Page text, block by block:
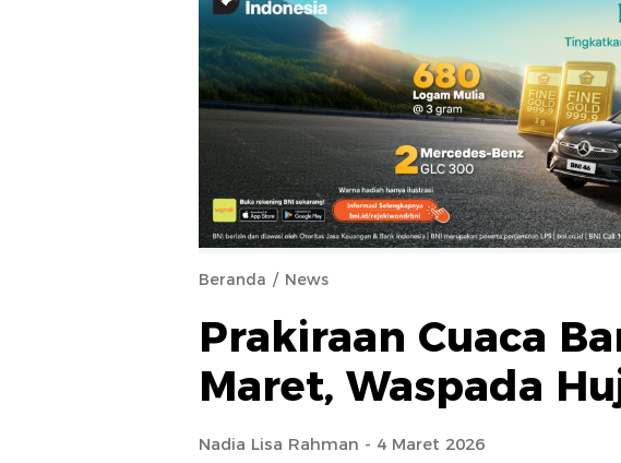
Beranda News
Prakiraan Cuaca
Maret, Waspada
Nadia Lisa Rahman - 4 Maret 2026